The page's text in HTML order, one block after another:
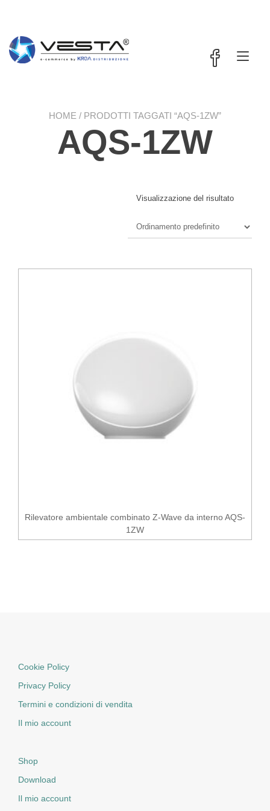
HOME / PRODOTTI TAGGATI “AQS-1ZW”
AQS-1ZW
Visualizzazione del risultato
Rilevatore ambientale combinato Z-Wave da interno AQS-
1ZW
Cookie Policy
Privacy Policy
Termini e condizioni di vendita
Il mio account
Shop
Download
Il mio account